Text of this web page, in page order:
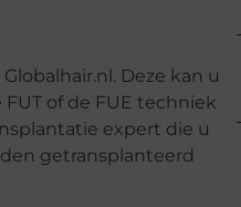
Deze kan u
of de FUE techniek
expert die u
getransplanteerd